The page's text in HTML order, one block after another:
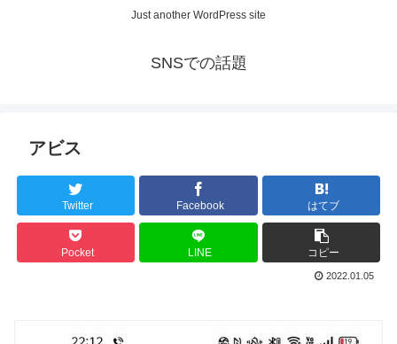
Just another WordPress site
SNSでの話題
アビス
Twitter Facebook はてブ
Pocket LINE コピー
2022.01.05